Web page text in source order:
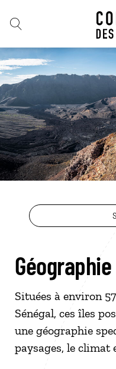
Situées à environ
Sénégal, ces îles
une géographie
paysages, le climat